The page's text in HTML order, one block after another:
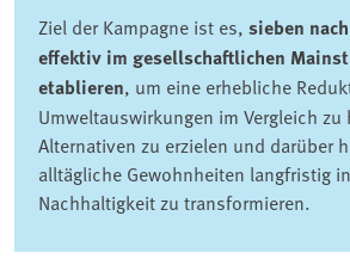
Ziel der Kampagne ist es, sieben
effektiv im gesellschaftlichen
etablieren, um eine erhebliche
Umweltauswirkungen im Vergleich
Alternativen zu erzielen und darüber
alltägliche Gewohnheiten langfristig
Nachhaltigkeit zu transformieren.